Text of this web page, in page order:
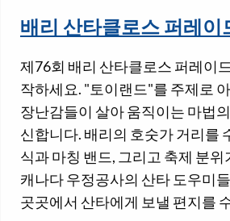
배리 산타클로스 퍼레이
제76회 배리 산타클로스 퍼레이
작하세요. "토이랜드"를 주제로
장난감들이 살아 움직이는 마법
신합니다. 배리의 호숫가 거리를
식과 마칭 밴드, 그리고 축제 분
캐나다 우정공사의 산타 도우미
곳곳에서 산타에게 보낼 편지를